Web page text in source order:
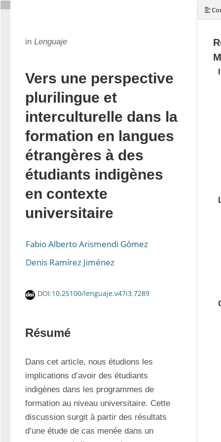
in Lenguaje
Vers une perspective
plurilingue et
interculturelle dans la
formation en langues
étrangères à des
étudiants indigènes
en contexte
universitaire
Fabio Alberto Arismendi Gómez
Denis Ramírez Jiménez
DOI:10.25100/lenguaje.v47i3.7289
Résumé
Dans cet article, nous étudions les
implications d’avoir des étudiants
indigènes dans les programmes de
formation au niveau universitaire. Cette
discussion surgit à partir des résultats
d’une étude de cas menée dans un